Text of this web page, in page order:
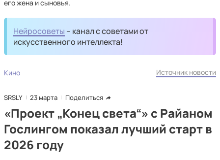
его жена и сыновья.
Нейросоветы – канал с советами от
искусственного интеллекта!
Кино Источник новости
SRSLY 23 марта Поделиться
«Проект „Конец света“» с Райаном
Гослингом показал лучший старт в
2026 году